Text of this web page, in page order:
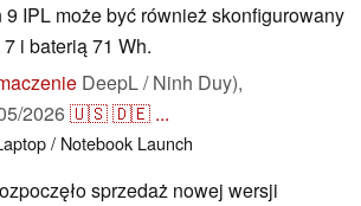
IPL może być również skonfigurowany
i baterią 71 Wh.
DeepL / Ninh Duy),
2026🇺🇸🇩🇪 ...
/ Notebook Launch
sprzedaż nowej wersji